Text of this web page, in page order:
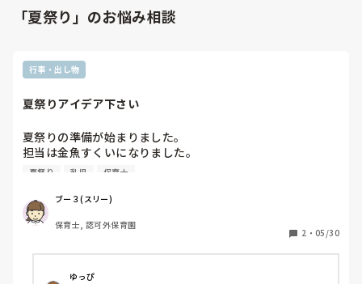
「夏祭り」のお悩み相談
行事・出し物
夏祭りアイデア下さい
夏祭りの準備が始まりました。
担当は金魚すくいになりました。
金魚は「金魚がにげた」の金魚をラミネート加工したペラペ
欲しいアイデアは、その金魚をすくった後です。
持ち帰りはしません。
ちなみに昨年は金魚鉢のイラストに透明のポケット？をつけ
夏祭り 乳児 保育士
ブー３(スリー)
保育士, 認可外保育園
2 ・ 05/30
ゆっぴ